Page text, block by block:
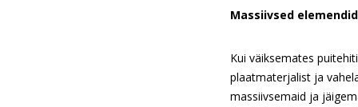
Massiivsed elemendid
Kui väiksemates
plaatmaterjalist ja
massiivsemaid ja